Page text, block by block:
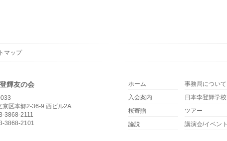
マップ
輝友の会
京区本郷2-36-9 西ビル2A
3868-2111
3868-2101
ホーム 事務局について
入会案内
日本李登輝学校
桜寄贈
ツアー
論説
講演会/イベント